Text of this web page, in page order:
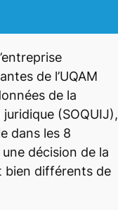
de l’UQAM
de la
(SOQUIJ),
dans les 8
décision de la
bien différents de